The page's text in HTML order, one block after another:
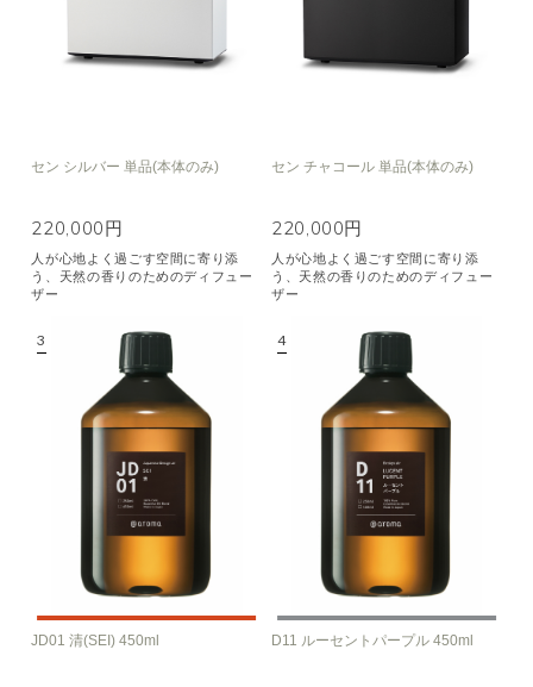
セン シルバー 単品(本体のみ)
220,000円
人が心地よく過ごす空間に寄り添
う、天然の香りのためのディフュー
ザー
セン チャコール 単品(本体のみ)
220,000円
人が心地よく過ごす空間に寄り添
う、天然の香りのためのディフュー
ザー
JD01 清(SEI) 450ml D11 ルーセントパープル 450ml